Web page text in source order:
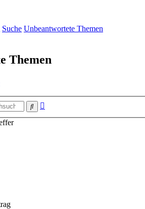
Suche Unbeantwortete Themen
Themen
Suche